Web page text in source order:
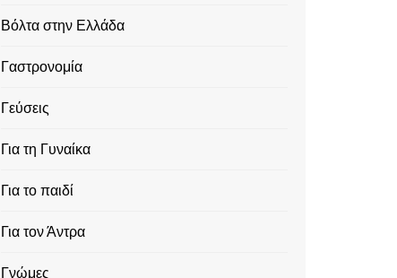
Βόλτα στην Ελλάδα
Γαστρονομία
Γεύσεις
Για τη Γυναίκα
Για το παιδί
Για τον Άντρα
Γνώμες